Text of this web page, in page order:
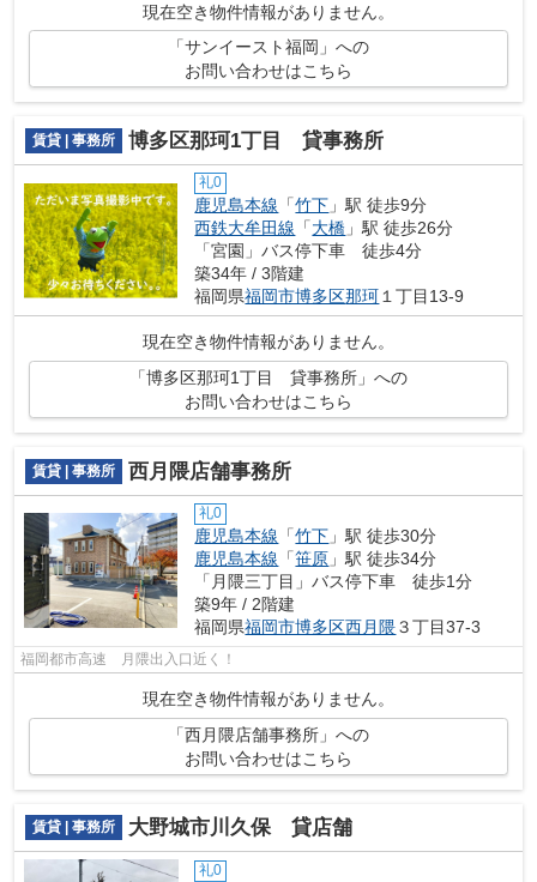
現在空き物件情報がありません。
「サンイースト福岡」への
お問い合わせはこちら
賃貸 | 事務所 博多区那珂1丁目 貸事務所
礼0
鹿児島本線 「竹下 」駅 徒歩9分
西鉄大牟田線 「大橋 」駅 徒歩26分
「宮園」バス停下車 徒歩4分
築34年 / 3階建
福岡県福岡市博多区那珂 １丁目13-9
現在空き物件情報がありません。
「博多区那珂1丁目 貸事務所」への
お問い合わせはこちら
賃貸 | 事務所 西月隈店舗事務所
礼0
鹿児島本線 「竹下 」駅 徒歩30分
鹿児島本線 「笹原 」駅 徒歩34分
「月隈三丁目」バス停下車 徒歩1分
築9年 / 2階建
福岡県福岡市博多区西月隈３丁目37-3
福岡都市高速 月隈出入口近く！
現在空き物件情報がありません。
「西月隈店舗事務所」への
お問い合わせはこちら
賃貸 | 事務所 大野城市川久保 貸店舗
礼0